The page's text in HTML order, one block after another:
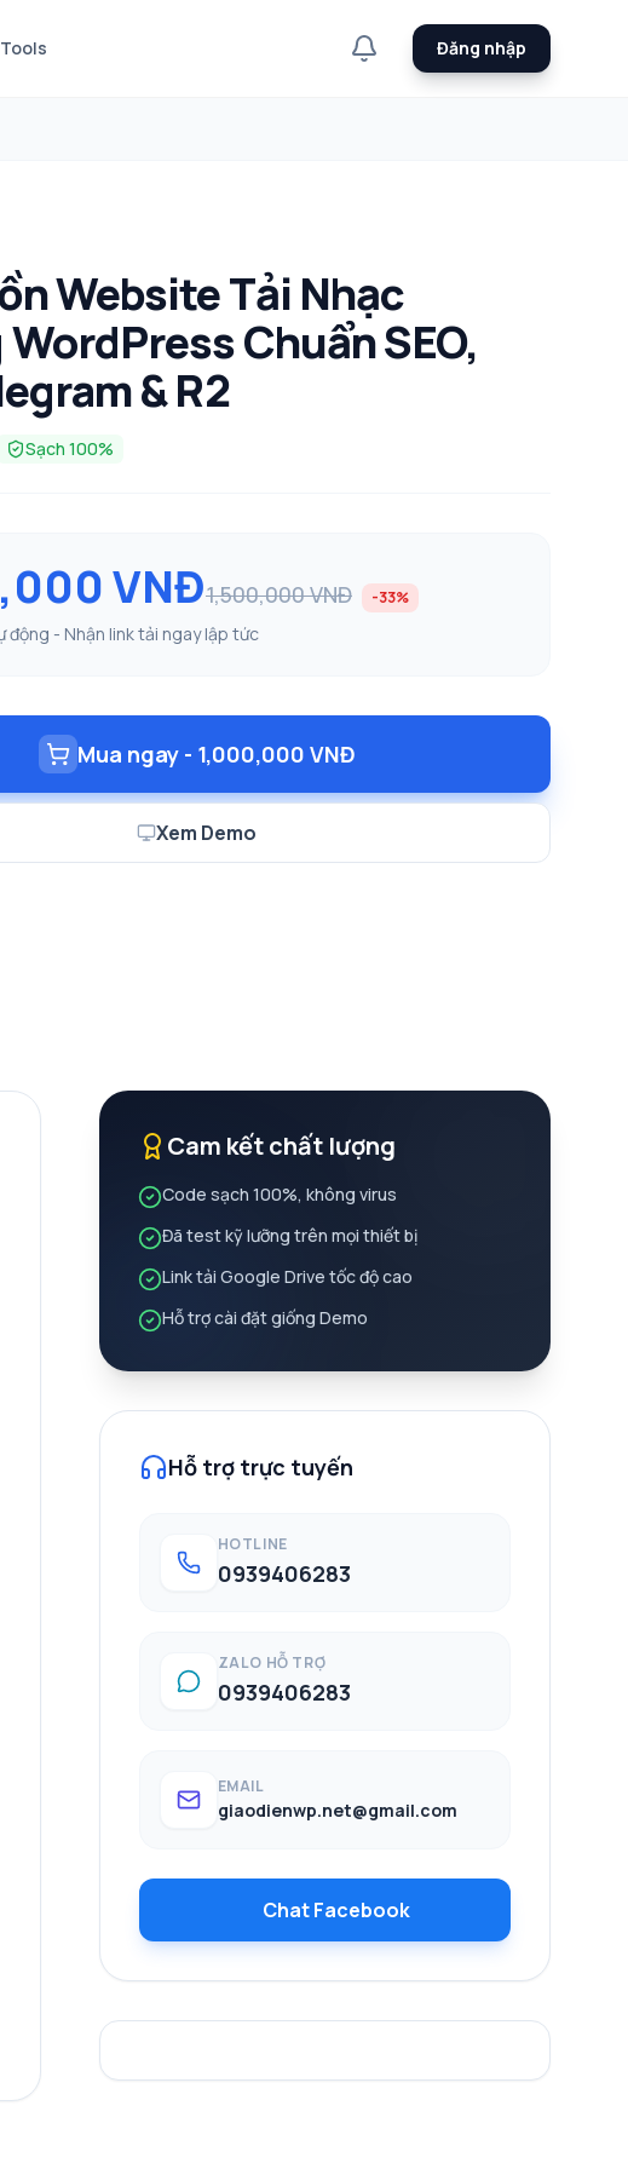
Tools Đăng nhập
Website Tải Nhạc
Chuẩn SEO,
& R2
Sạch 100%
VNĐ1,500,000 VNĐ -33%
động - Nhận link tải ngay lập tức
Mua ngay - 1,000,000 VNĐ
Xem Demo
Cam kết chất lượng
Code sạch 100%, không virus
Đã test kỹ lưỡng trên mọi thiết bị
Link tải Google Drive tốc độ cao
Hỗ trợ cài đặt giống Demo
Hỗ trợ trực tuyến
HOTLINE
0939406283
ZALO HỖ TRỢ
0939406283
EMAIL
giaodienwp.net@gmail.com
Chat Facebook